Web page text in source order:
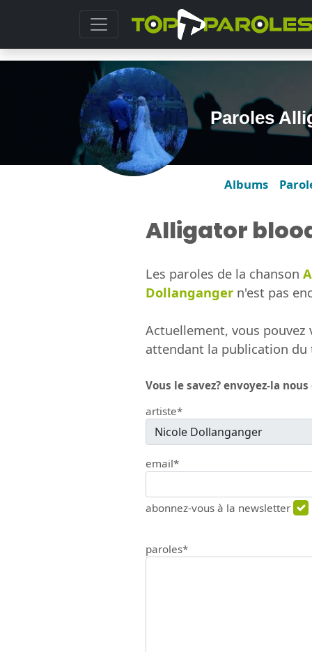
Paroles
Albums
Alligator
Les paroles de la chanson
Dollanganger n'est pas
Actuellement, vous pouvez
attendant la publication du
Vous le savez? envoyez-la
artiste*
email*
abonnez-vous à la newsletter
paroles*